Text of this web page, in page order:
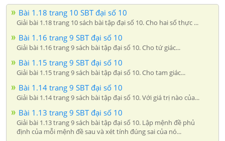
Bài 1.18 trang 10 SBT đại số 10
Giải bài 1.18 trang 10 sách bài tập đại số 10. Cho hai số thực ...
Bài 1.16 trang 9 SBT đại số 10
Giải bài 1.16 trang 9 sách bài tập đại số 10. Cho tứ giác...
Bài 1.15 trang 9 SBT đại số 10
Giải bài 1.15 trang 9 sách bài tập đại số 10. Cho tam giác...
Bài 1.14 trang 9 SBT đại số 10
Giải bài 1.14 trang 9 sách bài tập đại số 10. Với giá trị nào của...
Bài 1.13 trang 9 SBT đại số 10
Giải bài 1.13 trang 9 sách bài tập đại số 10. Lập mệnh đề phủ
định của mỗi mệnh đề sau và xét tính đúng sai của nó...